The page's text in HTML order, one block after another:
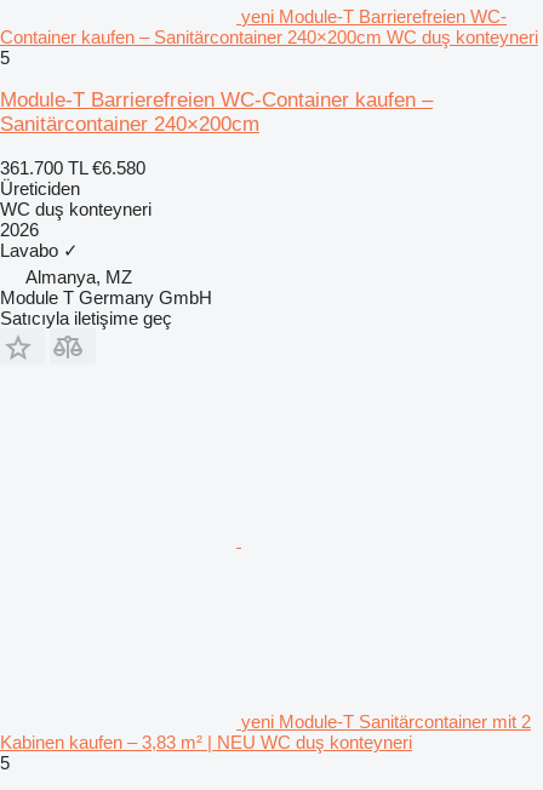
yeni Module-T Barrierefreien WC-
Container kaufen – Sanitärcontainer 240×200cm WC duş konteyneri
5
Module-T Barrierefreien WC-Container kaufen –
Sanitärcontainer 240×200cm
361.700 TL €6.580
Üreticiden
WC duş konteyneri
2026
Lavabo ✓
Almanya, MZ
Module T Germany GmbH
Satıcıyla iletişime geç
yeni Module-T Sanitärcontainer mit 2
Kabinen kaufen – 3,83 m² | NEU WC duş konteyneri
5